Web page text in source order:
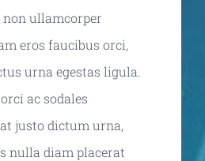
ullamcorper
eros faucibus orci,
urna egestas ligula.
ac sodales
justo dictum urna,
nulla diam placerat